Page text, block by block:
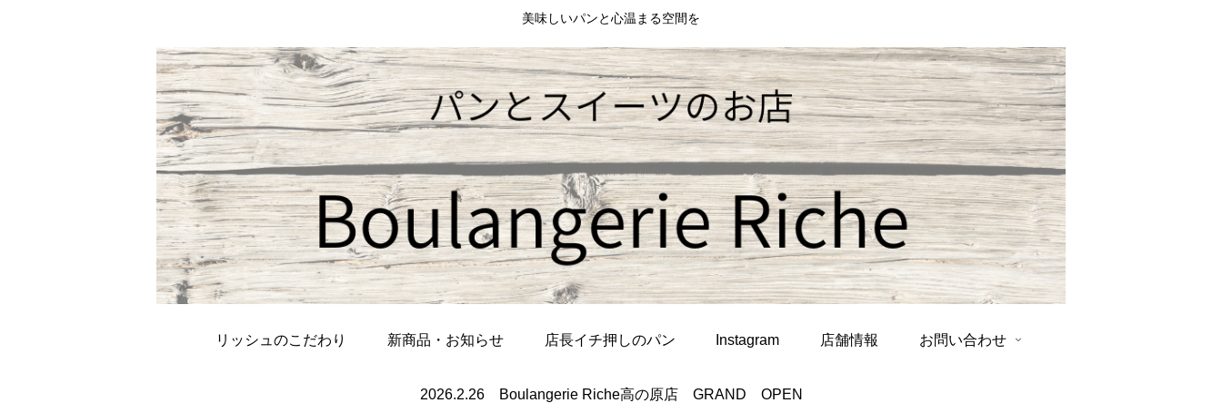
美味しいパンと心温まる空間を
リッシュのこだわり 新商品・お知らせ 店長イチ押しのパン Instagram 店舗情報 お問い合わせ
2026.2.26 Boulangerie Riche高の原店 GRAND OPEN